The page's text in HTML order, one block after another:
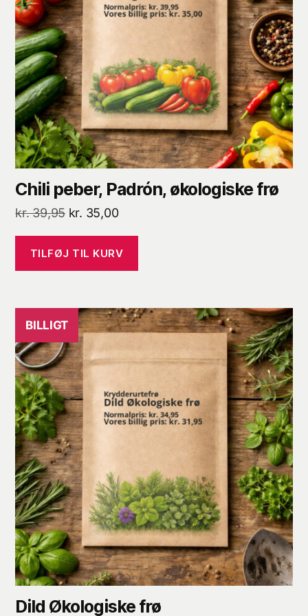
Chili peber, Padrón, økologiske frø
kr.39,95 Den
pris
var:
kr. 35,00Den
pris
er:
TILFØJ TIL KURV
BILLIGT
Dild Økologiske frø